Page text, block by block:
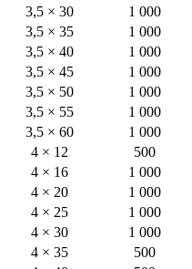
3,5 × 30
1 000
3,5 × 35
1 000
3,5 × 40
1 000
3,5 × 45
1 000
3,5 × 50
1 000
3,5 × 55
1 000
3,5 × 60
1 000
4 × 12
500
4 × 16
1 000
4 × 20
1 000
4 × 25
1 000
4 × 30
1 000
4 × 35
500